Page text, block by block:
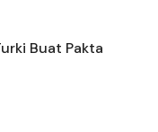
Buat Pakta